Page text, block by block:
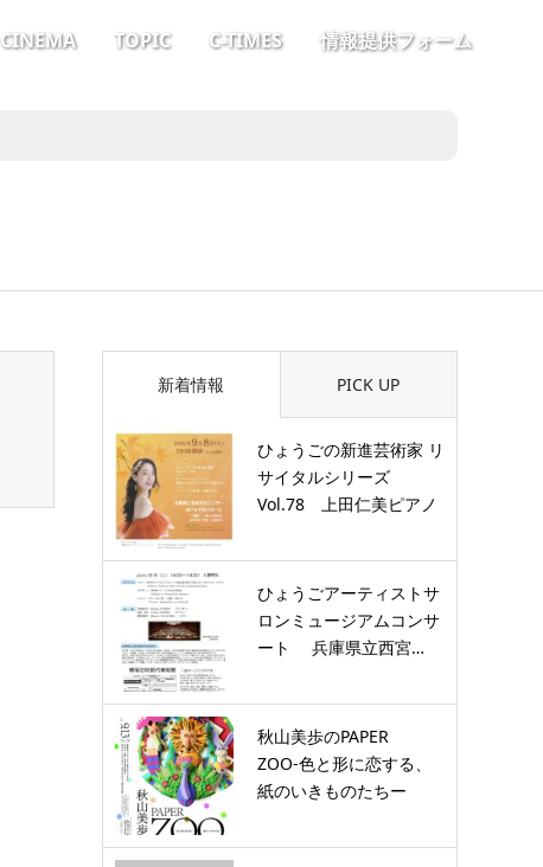
CINEMA TOPIC C-TIMES 情報提供フォーム
新着情報 PICK UP
ひょうごの新進芸術家 リ
サイタルシリーズ
Vol.78 上田仁美ピアノ
ひょうごアーティストサ
ロンミュージアムコンサ
ート 兵庫県立西宮…
秋山美歩のPAPER
ZOO-色と形に恋する、
紙のいきものたちー